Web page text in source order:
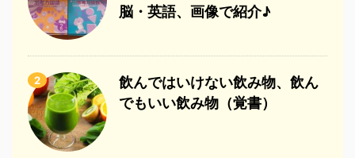
脳・英語、画像で紹介♪
2
飲んではいけない飲み物、飲ん
でもいい飲み物（覚書）